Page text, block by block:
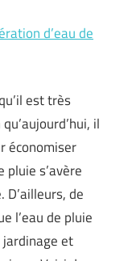
d’eau de
est très
il
économiser
pluie s’avère
de
l’eau de pluie
et